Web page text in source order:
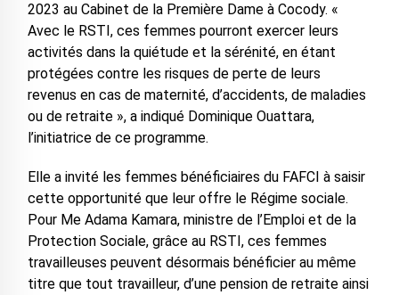
2023 au Cabinet de la Première Dame à Cocody. «
Avec le RSTI, ces femmes pourront exercer leurs
activités dans la quiétude et la sérénité, en étant
protégées contre les risques de perte de leurs
revenus en cas de maternité, d’accidents, de maladies
ou de retraite », a indiqué Dominique Ouattara,
l’initiatrice de ce programme.
Elle a invité les femmes bénéficiaires du FAFCI à saisir
cette opportunité que leur offre le Régime sociale.
Pour Me Adama Kamara, ministre de l’Emploi et de la
Protection Sociale, grâce au RSTI, ces femmes
travailleuses peuvent désormais bénéficier au même
titre que tout travailleur, d’une pension de retraite ainsi